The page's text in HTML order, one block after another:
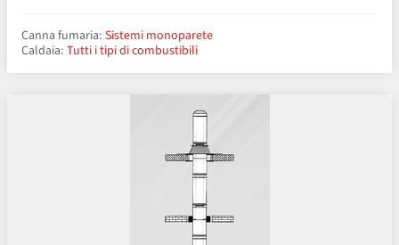
Canna fumaria: Sistemi monoparete
Caldaia: Tutti i tipi di combustibili